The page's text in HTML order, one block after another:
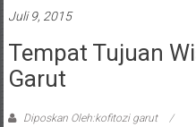
Juli 9, 2015
Tempat Tujuan
Garut
Diposkan Oleh:kofitozi garut